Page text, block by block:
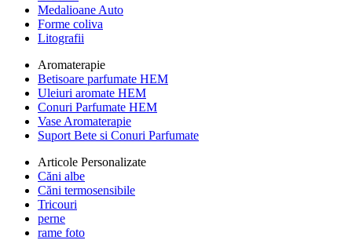
Medalioane Auto
Forme coliva
Litografii
Aromaterapie
Betisoare parfumate HEM
Uleiuri aromate HEM
Conuri Parfumate HEM
Vase Aromaterapie
Suport Bete si Conuri Parfumate
Articole Personalizate
Căni albe
Căni termosensibile
Tricouri
perne
rame foto